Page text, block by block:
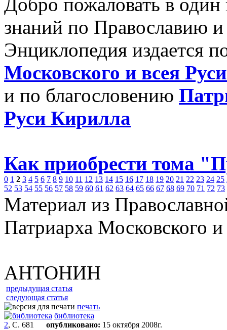
знаний по Православию
Энциклопедия издается
Московского и всея
и по благословению
Руси Кирилла
Как приобрести тома
0 1 2 3 4 5 6 7 8 9 10 11 12 13 14 15 16 17 18 19 20 21 22 23 24 25
52 53 54 55 56 57 58 59 60 61 62 63 64 65 66 67 68 69 70 71 72 73
Материал из
Патриарха Московского
АНТОНИН
предыдущая статья
следующая статья
печать
библиотека
2, С. 681 опубликовано: 15 октября 2008г.